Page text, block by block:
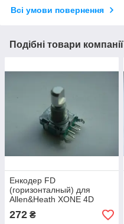
Всі умови повернення
Подібні товари компанії
Енкодер FD
(горизонталный) для
Allen&Heath XONE 4D
Encoder Pot AL6338
272 ₴